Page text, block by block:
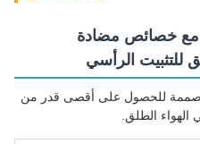
مع خصائص مضادة
للتثبيت الرأسي
مصممة للحصول على أقصى قدر من
الطلق.